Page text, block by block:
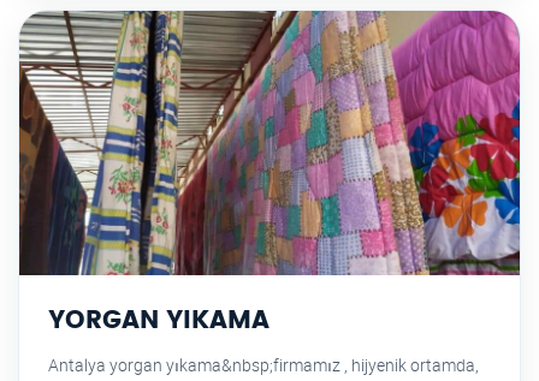
YORGAN YIKAMA
Antalya yorgan yıkama&nbsp;firmamız , hijyenik ortamda,